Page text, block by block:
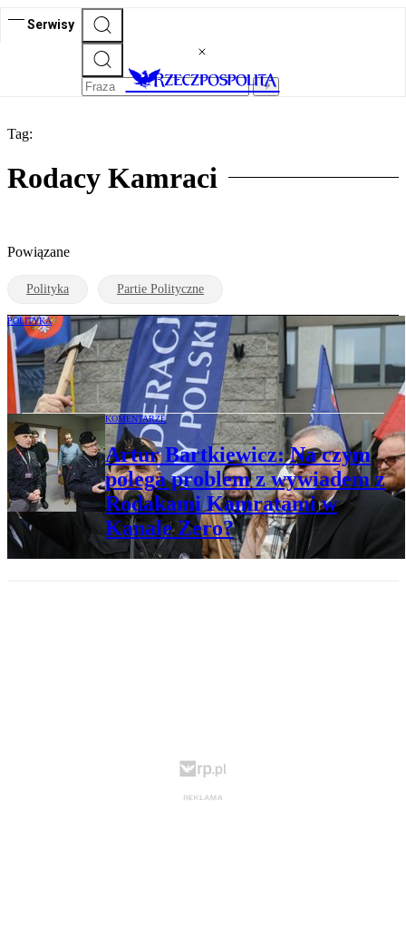
Serwisy
Tag:
Rodacy Kamraci
Powiązane
Polityka Partie Polityczne
POLITYKA
Kolejna odsiadka „Jaszczura”. To może
być koniec jego politycznej kariery
KOMENTARZE
Artur Bartkiewicz: Na czym
polega problem z wywiadem z
Rodakami Kamratami w
Kanale Zero?